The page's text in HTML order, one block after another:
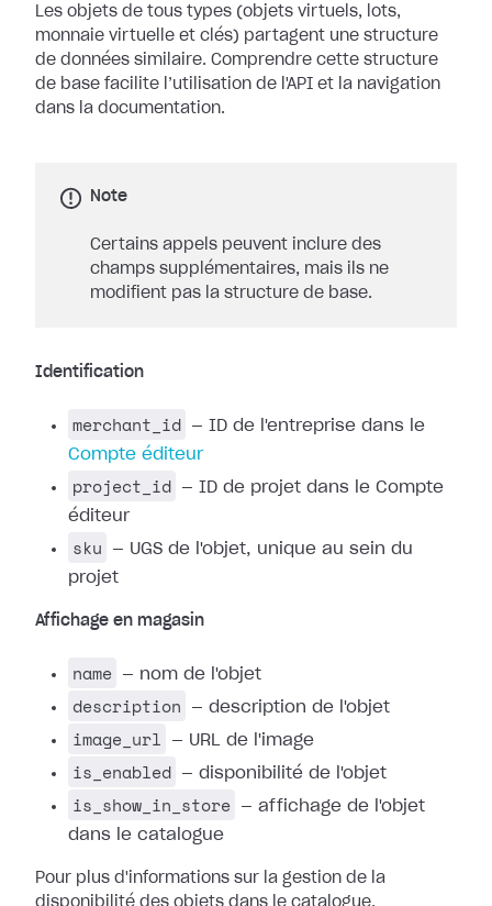
Les objets de tous types (objets virtuels, lots,
monnaie virtuelle et clés) partagent une structure
de données similaire. Comprendre cette structure
de base facilite l’utilisation de l'API et la navigation
dans la documentation.
Note
Certains appels peuvent inclure des
champs supplémentaires, mais ils ne
modifient pas la structure de base.
Identification
merchant_id
— ID de l'entreprise dans le
Compte éditeur
project_id
— ID de projet dans le Compte
éditeur
sku
— UGS de l'objet, unique au sein du
projet
Affichage en magasin
name — nom de l'objet
description — description de l'objet
image_url — URL de l'image
is_enabled — disponibilité de l'objet
is_show_in_store
— affichage de l'objet
dans le catalogue
Pour plus d'informations sur la gestion de la
disponibilité des objets dans le catalogue,